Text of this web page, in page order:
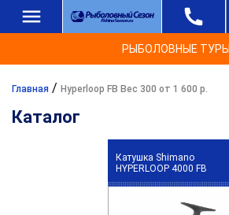
РЫБОЛОВНЫЕ ТУРЫ
Главная / Hyperloop FB Вес 300 от 1 600 р.
Каталог
Катушка Shimano
HYPERLOOP 4000 FB